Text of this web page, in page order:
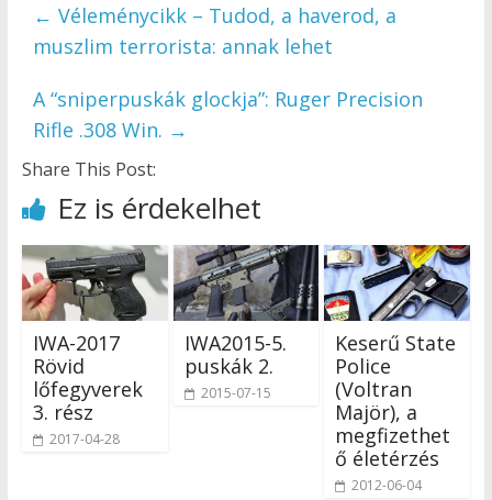
← Véleménycikk – Tudod, a haverod, a
muszlim terrorista: annak lehet
A “sniperpuskák glockja”: Ruger Precision
Rifle .308 Win. →
Share This Post:
Ez is érdekelhet
IWA-2017
Rövid
lőfegyverek
3. rész
2017-04-28
IWA2015-5.
puskák 2.
2015-07-15
Keserű State
Police
(Voltran
Majör), a
megfizethet
ő életérzés
2012-06-04